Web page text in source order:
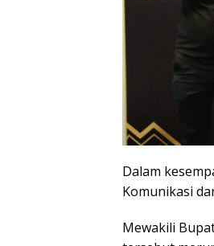
Dalam
Komunikasi
Mewakili